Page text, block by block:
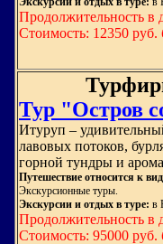
Продолжительность в
Стоимость: 12350 руб.
Тур "Остров
Итуруп –
лавовых потоков,
горной тундры и
Путешествие относится к
Экскурсионные туры.
Экскурсии и отдых в туре: в
Продолжительность в
Стоимость: 95000 руб.